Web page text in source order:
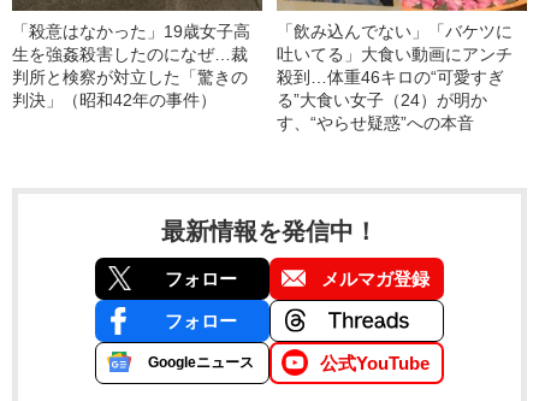
「殺意はなかった」19歳女子高
生を強姦殺害したのになぜ…裁
判所と検察が対立した「驚きの
判決」（昭和42年の事件）
「飲み込んでない」「バケツに
吐いてる」大食い動画にアンチ
殺到…体重46キロの“可愛すぎ
る”大食い女子（24）が明か
す、“やらせ疑惑”への本音
最新情報を発信中！
フォロー メルマガ登録
フォロー
Googleニュース 公式YouTube